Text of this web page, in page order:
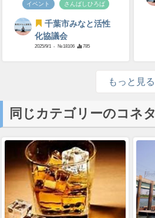
イベント さんばしひろば
千葉市みなと活性
化協議会
2025/9/1 - №18106 785
もっと見る
同じカテゴリーのコネタ